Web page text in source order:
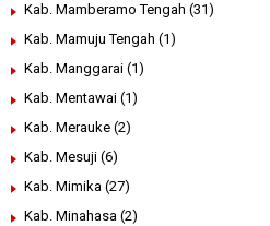
Kab. Mamberamo Tengah (31)
Kab. Mamuju Tengah (1)
Kab. Manggarai (1)
Kab. Mentawai (1)
Kab. Merauke (2)
Kab. Mesuji (6)
Kab. Mimika (27)
Kab. Minahasa (2)